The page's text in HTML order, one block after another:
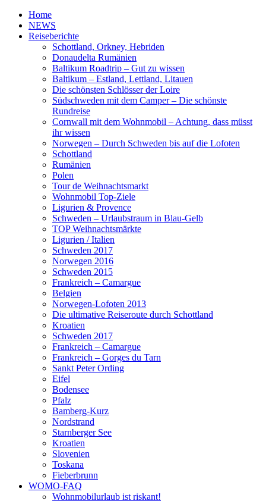
Home
NEWS
Reiseberichte
Schottland, Orkney, Hebriden
Donaudelta Rumänien
Baltikum Roadtrip – Gut zu wissen
Baltikum – Estland, Lettland, Litauen
Die schönsten Schlösser der Loire
Südschweden mit dem Camper – Die schönste
Rundreise
Cornwall mit dem Wohnmobil – Achtung, dass müsst
ihr wissen
Norwegen – Durch Schweden bis auf die Lofoten
Schottland
Rumänien
Polen
Tour de Weihnachtsmarkt
Wohnmobil Top-Ziele
Ligurien & Provence
Schweden – Urlaubstraum in Blau-Gelb
TOP Weihnachtsmärkte
Ligurien / Italien
Schweden 2017
Norwegen 2016
Schweden 2015
Frankreich – Camargue
Belgien
Norwegen-Lofoten 2013
Die ultimative Reiseroute durch Schottland
Kroatien
Schweden 2017
Frankreich – Camargue
Frankreich – Gorges du Tarn
Sankt Peter Ording
Eifel
Bodensee
Pfalz
Bamberg-Kurz
Nordstrand
Starnberger See
Kroatien
Slovenien
Toskana
Fieberbrunn
WOMO-FAQ
Wohnmobilurlaub ist riskant!